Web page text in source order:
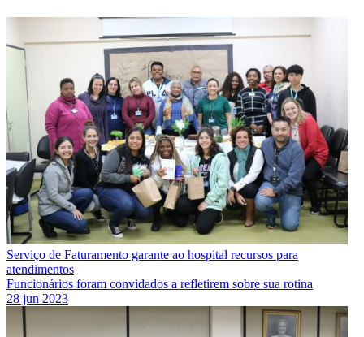
Serviço de Faturamento garante ao hospital recursos para
atendimentos
Funcionários foram convidados a refletirem sobre sua rotina
28 jun 2023